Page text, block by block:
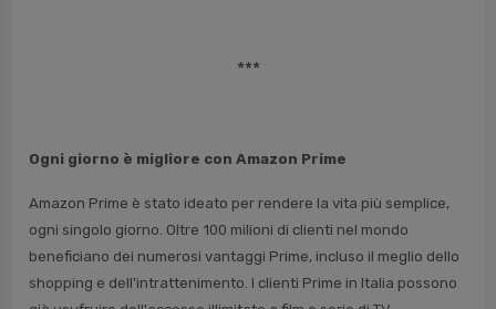
***
Ogni giorno è migliore con Amazon Prime
Amazon Prime è stato ideato per rendere la vita più semplice,
ogni singolo giorno. Oltre 100 milioni di clienti nel mondo
beneficiano dei numerosi vantaggi Prime, incluso il meglio dello
shopping e dell'intrattenimento. I clienti Prime in Italia possono